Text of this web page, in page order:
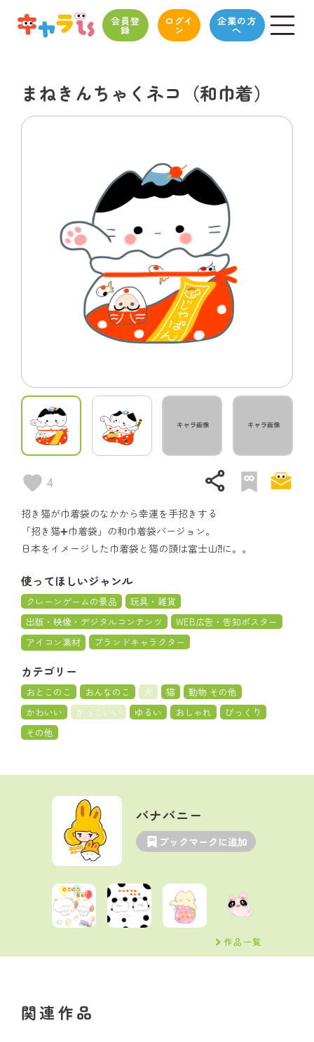
会員登
録
ログイ
ン
企業の方
へ
まねきんちゃくネコ（和巾着）
4 share
招き猫が巾着袋のなかから幸運を手招きする
「招き猫➕巾着袋」の和巾着袋バージョン。
日本をイメージした巾着袋と猫の頭は富士山⁈に。。
使ってほしいジャンル
クレーンゲームの景品
玩具・雑貨
出版・映像・デジタルコンテンツ
WEB広告・告知ポスター
アイコン素材
ブランドキャラクター
カテゴリー
おとこのこ おんなのこ 犬 猫
動物 その他
かわいい
かっこいい ゆるい おしゃれ
びっくり
その他
バナバニー
ブックマークに追加
作品一覧
関連作品